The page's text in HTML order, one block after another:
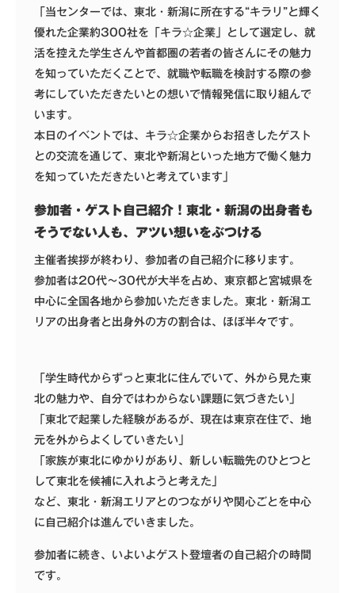
「当センターでは、東北・新潟に所在する“キラリ”と輝く
優れた企業約300社を「キラ☆企業」として選定し、就
活を控えた学生さんや首都圏の若者の皆さんにその魅力
を知っていただくことで、就職や転職を検討する際の参
考にしていただきたいとの想いで情報発信に取り組んで
います。
本日のイベントでは、キラ☆企業からお招きしたゲスト
との交流を通じて、東北や新潟といった地方で働く魅力
を知っていただきたいと考えています」
参加者・ゲスト自己紹介！東北・新潟の出身者も
そうでない人も、アツい想いをぶつける
主催者挨拶が終わり、参加者の自己紹介に移ります。
参加者は20代～30代が大半を占め、東京都と宮城県を
中心に全国各地から参加いただきました。東北・新潟エ
リアの出身者と出身外の方の割合は、ほぼ半々です。
「学生時代からずっと東北に住んでいて、外から見た東
北の魅力や、自分ではわからない課題に気づきたい」
「東北で起業した経験があるが、現在は東京在住で、地
元を外からよくしていきたい」
「家族が東北にゆかりがあり、新しい転職先のひとつと
して東北を候補に入れようと考えた」
など、東北・新潟エリアとのつながりや関心ごとを中心
に自己紹介は進んでいきました。
参加者に続き、いよいよゲスト登壇者の自己紹介の時間
です。